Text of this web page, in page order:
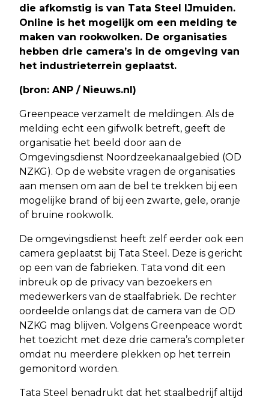
die afkomstig is van Tata Steel IJmuiden.
Online is het mogelijk om een melding te
maken van rookwolken. De organisaties
hebben drie camera’s in de omgeving van
het industrieterrein geplaatst.
(bron: ANP / Nieuws.nl)
Greenpeace verzamelt de meldingen. Als de
melding echt een gifwolk betreft, geeft de
organisatie het beeld door aan de
Omgevingsdienst Noordzeekanaalgebied (OD
NZKG). Op de website vragen de organisaties
aan mensen om aan de bel te trekken bij een
mogelijke brand of bij een zwarte, gele, oranje
of bruine rookwolk.
De omgevingsdienst heeft zelf eerder ook een
camera geplaatst bij Tata Steel. Deze is gericht
op een van de fabrieken. Tata vond dit een
inbreuk op de privacy van bezoekers en
medewerkers van de staalfabriek. De rechter
oordeelde onlangs dat de camera van de OD
NZKG mag blijven. Volgens Greenpeace wordt
het toezicht met deze drie camera’s completer
omdat nu meerdere plekken op het terrein
gemonitord worden.
Tata Steel benadrukt dat het staalbedrijf altijd